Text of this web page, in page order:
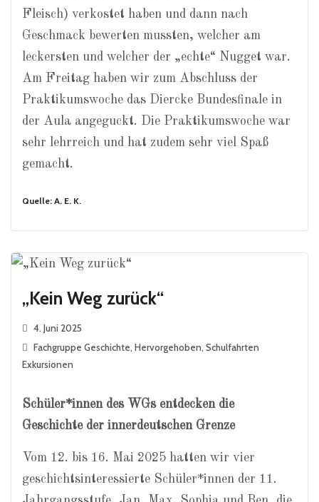
Fleisch) verkostet haben und dann nach
Geschmack bewerten mussten, welcher am
leckersten und welcher der „echte“ Nugget war.
Am Freitag haben wir zum Abschluss der
Praktikumswoche das Diercke Bundesfinale in
der Aula angeguckt. Die Praktikumswoche war
sehr lehrreich und hat zudem sehr viel Spaß
gemacht.
Quelle: A. E. K.
„Kein Weg zurück“
4. Juni 2025
Fachgruppe Geschichte, Hervorgehoben, Schulfahrten
Exkursionen
Schüler*innen des WGs entdecken die
Geschichte der innerdeutschen Grenze
Vom 12. bis 16. Mai 2025 hatten wir vier
geschichtsinteressierte Schüler*innen der 11.